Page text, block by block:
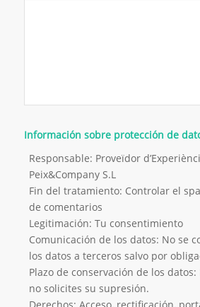
Información sobre protección de
Responsable: Proveïdor
Peix&Company S.L
Fin del tratamiento: Controlar el
de comentarios
Legitimación: Tu consentimiento
Comunicación de los datos: No se
los datos a terceros salvo por
Plazo de conservación de los datos:
no solicites su supresión.